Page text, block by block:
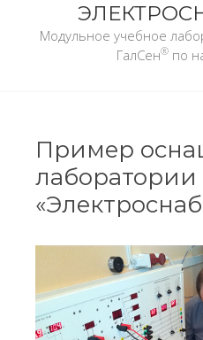
Модульное учебное
ГалСен® по
Пример
лаборатории